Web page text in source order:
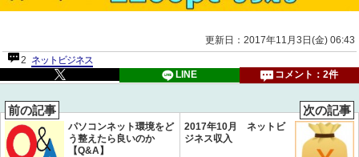
更新日：2017年11月3日(金) 06:43
2 ネットビジネス
LINE
コメント：2件
前の記事
パソコンネット環境をど
う整えたら良いのか
【Q&A】
次の記事
2017年10月 ネットビ
ジネス収入